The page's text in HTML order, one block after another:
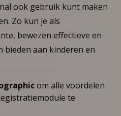
ook gebruik kunt maken
Zo kun je als
bewezen effectieve en
bieden aan kinderen en
om alle voordelen
te